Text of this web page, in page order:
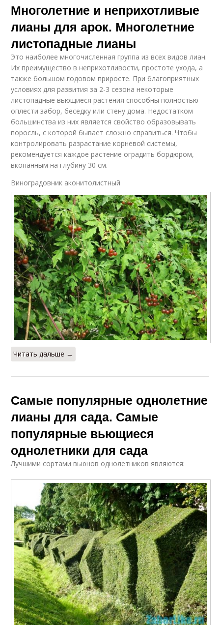
Многолетние и неприхотливые
лианы для арок. Многолетние
листопадные лианы
Это наиболее многочисленная группа из всех видов лиан.
Их преимущество в неприхотливости, простоте ухода, а
также большом годовом приросте. При благоприятных
условиях для развития за 2-3 сезона некоторые
листопадные вьющиеся растения способны полностью
оплести забор, беседку или стену дома. Недостатком
большинства из них является свойство образовывать
поросль, с которой бывает сложно справиться. Чтобы
контролировать разрастание корневой системы,
рекомендуется каждое растение оградить бордюром,
вкопанным на глубину 30 см.
Виноградовник аконитолистный
Читать дальше →
Самые популярные однолетние
лианы для сада. Самые
популярные вьющиеся
однолетники для сада
Лучшими сортами вьюнов однолетников являются: